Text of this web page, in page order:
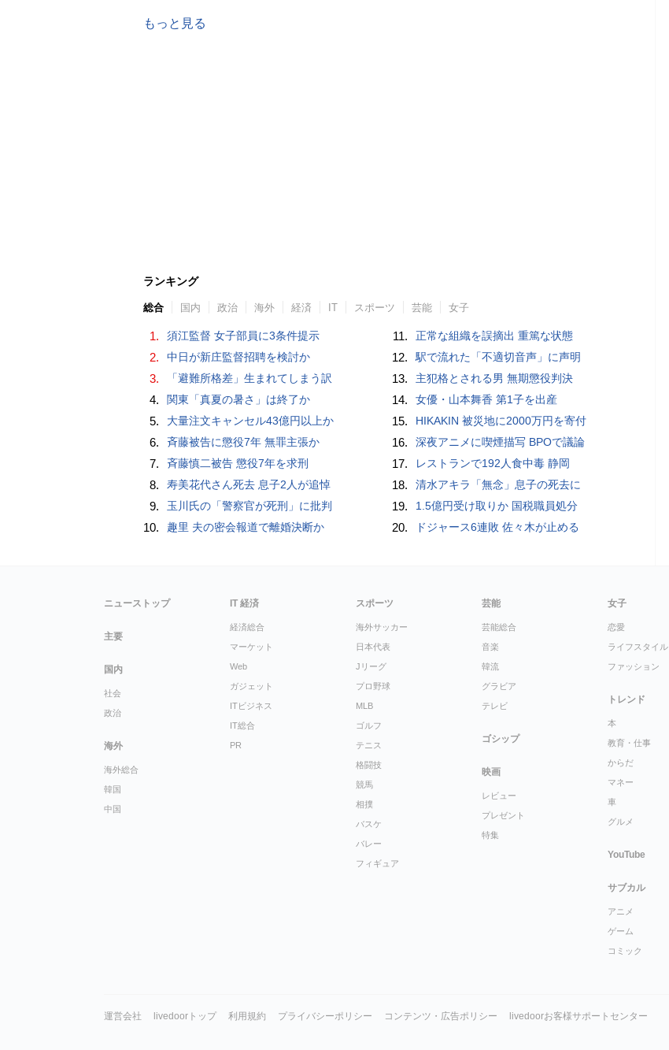
もっと見る
ランキング
総合 国内 政治 海外 経済 IT スポーツ 芸能 女子
1. 須江監督 女子部員に3条件提示
2. 中日が新庄監督招聘を検討か
3. 「避難所格差」生まれてしまう訳
4. 関東「真夏の暑さ」は終了か
5. 大量注文キャンセル43億円以上か
6. 斉藤被告に懲役7年 無罪主張か
7. 斉藤慎二被告 懲役7年を求刑
8. 寿美花代さん死去 息子2人が追悼
9. 玉川氏の「警察官が死刑」に批判
10. 趣里 夫の密会報道で離婚決断か
11. 正常な組織を誤摘出 重篤な状態
12. 駅で流れた「不適切音声」に声明
13. 主犯格とされる男 無期懲役判決
14. 女優・山本舞香 第1子を出産
15. HIKAKIN 被災地に2000万円を寄付
16. 深夜アニメに喫煙描写 BPOで議論
17. レストランで192人食中毒 静岡
18. 清水アキラ「無念」息子の死去に
19. 1.5億円受け取りか 国税職員処分
20. ドジャース6連敗 佐々木が止める
ニューストップ
主要
国内
社会
政治
海外
海外総合
韓国
中国
IT 経済
経済総合
マーケット
Web
ガジェット
ITビジネス
IT総合
PR
スポーツ
海外サッカー
日本代表
Jリーグ
プロ野球
MLB
ゴルフ
テニス
格闘技
競馬
相撲
バスケ
バレー
フィギュア
芸能
芸能総合
音楽
韓流
グラビア
テレビ
ゴシップ
映画
レビュー
プレゼント
特集
女子
恋愛
ライフスタイル
ファッション
トレンド
本
教育・仕事
からだ
マネー
車
グルメ
YouTube
サブカル
アニメ
ゲーム
コミック
運営会社 livedoorトップ 利用規約 プライバシーポリシー コンテンツ・広告ポリシー livedoorお客様サポートセンター